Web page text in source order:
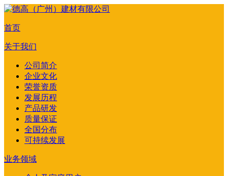
首页
关于我们
公司简介
企业文化
荣誉资质
发展历程
产品研发
质量保证
全国分布
可持续发展
业务领域